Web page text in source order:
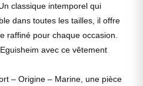
classique intemporel qui
dans toutes les tailles, il offre
raffiné pour chaque occasion.
avec ce vêtement
– Origine – Marine, une pièce